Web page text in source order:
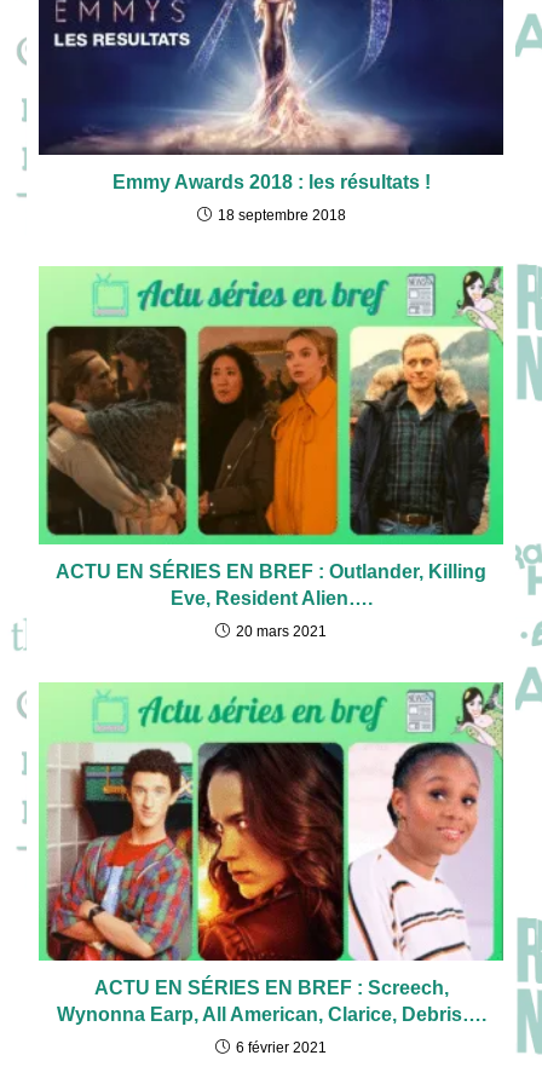
Emmy Awards 2018 : les résultats !
18 septembre 2018
ACTU EN SÉRIES EN BREF : Outlander, Killing
Eve, Resident Alien….
20 mars 2021
ACTU EN SÉRIES EN BREF : Screech,
Wynonna Earp, All American, Clarice, Debris….
6 février 2021